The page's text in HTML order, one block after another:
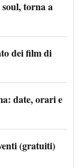
torna a
dei film di
date, orari e
(gratuiti)